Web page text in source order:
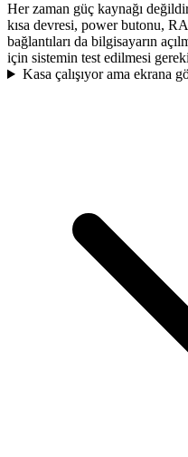
Her zaman güç kaynağı
kısa devresi, power butonu,
bağlantıları da bilgisayarın
için sistemin test edilmesi
Kasa çalışıyor ama ekrana